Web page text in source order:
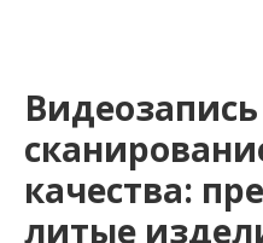
качества:
литые